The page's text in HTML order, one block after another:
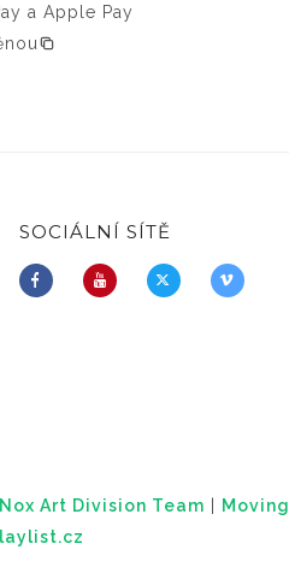
a Apple Pay
SOCIÁLNÍ SÍTĚ
Art Division Team
Moving